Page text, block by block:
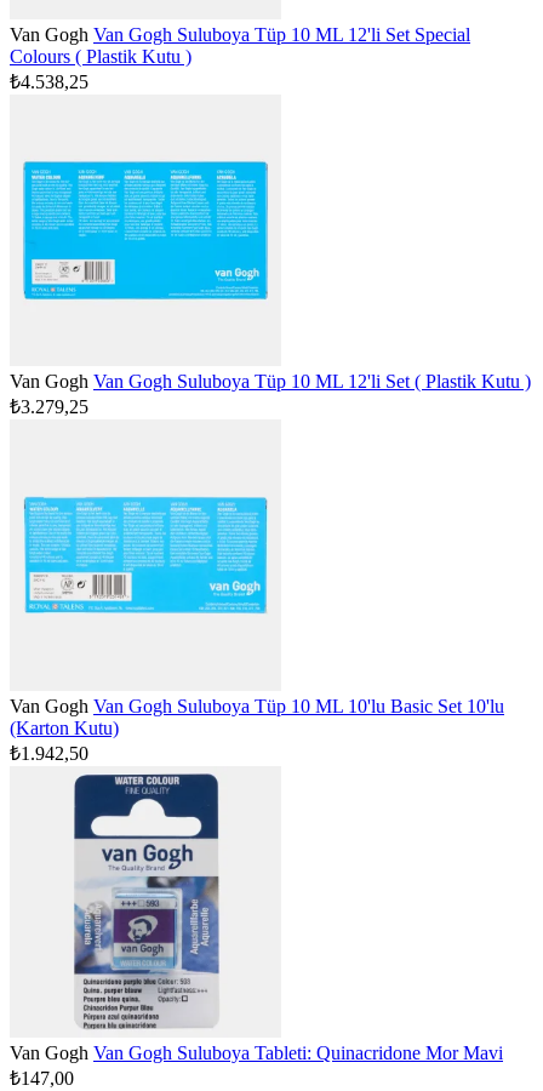
Van Gogh Van Gogh Suluboya Tüp 10 ML 12'li Set Special
Colours ( Plastik Kutu )
₺4.538,25
Van Gogh Van Gogh Suluboya Tüp 10 ML 12'li Set ( Plastik Kutu )
₺3.279,25
Van Gogh Van Gogh Suluboya Tüp 10 ML 10'lu Basic Set 10'lu
(Karton Kutu)
₺1.942,50
Van Gogh Van Gogh Suluboya Tableti: Quinacridone Mor Mavi
₺147,00